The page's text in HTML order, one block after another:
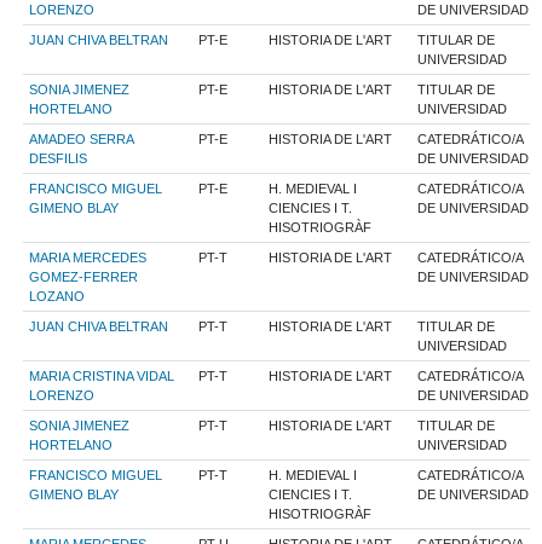
LORENZO
DE UNIVERSIDAD
JUAN CHIVA BELTRAN PT-E HISTORIA DE L'ART
TITULAR DE
UNIVERSIDAD
SONIA JIMENEZ
HORTELANO
PT-E HISTORIA DE L'ART
TITULAR DE
UNIVERSIDAD
AMADEO SERRA
DESFILIS
PT-E HISTORIA DE L'ART
CATEDRÁTICO/A
DE UNIVERSIDAD
FRANCISCO MIGUEL
GIMENO BLAY
PT-E
H. MEDIEVAL I
CIENCIES I T.
HISOTRIOGRÀF
CATEDRÁTICO/A
DE UNIVERSIDAD
MARIA MERCEDES
GOMEZ-FERRER
LOZANO
PT-T HISTORIA DE L'ART
CATEDRÁTICO/A
DE UNIVERSIDAD
JUAN CHIVA BELTRAN PT-T HISTORIA DE L'ART
TITULAR DE
UNIVERSIDAD
MARIA CRISTINA VIDAL
LORENZO
PT-T HISTORIA DE L'ART
CATEDRÁTICO/A
DE UNIVERSIDAD
SONIA JIMENEZ
HORTELANO
PT-T HISTORIA DE L'ART
TITULAR DE
UNIVERSIDAD
FRANCISCO MIGUEL
GIMENO BLAY
PT-T
H. MEDIEVAL I
CIENCIES I T.
HISOTRIOGRÀF
CATEDRÁTICO/A
DE UNIVERSIDAD